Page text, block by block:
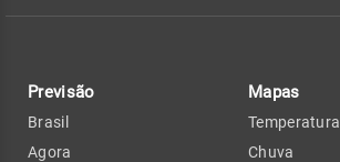
Previsão
Brasil
Agora
Mapas
Temperatura
Chuva